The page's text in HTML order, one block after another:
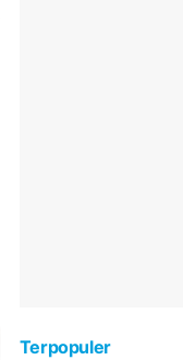
Terpopuler